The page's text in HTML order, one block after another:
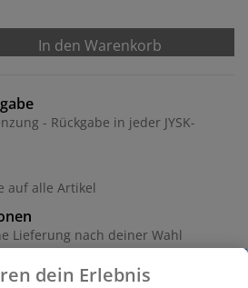
In den Warenkorb
- Rückgabe in jeder JYSK-
auf alle Artikel
Lieferung nach deiner Wahl